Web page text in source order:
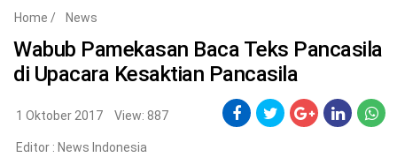
News Madura Regional
Nasional
Peristiwa
Hukum Kriminal
Home / News
Wabub Pamekasan Baca Teks Pancasila
di Upacara Kesaktian Pancasila
1 Oktober 2017 View: 887
Editor : News Indonesia